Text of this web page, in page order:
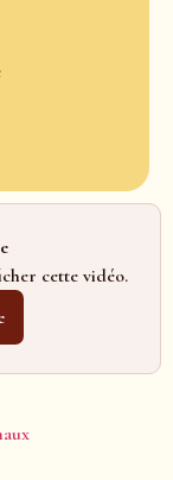
cette vidéo.